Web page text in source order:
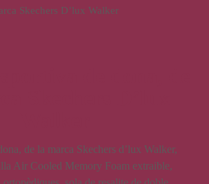
Skechers D’lux Walker
de la marca Skechers d’lux Walker,
Air Cooled Memory Foam extraible,